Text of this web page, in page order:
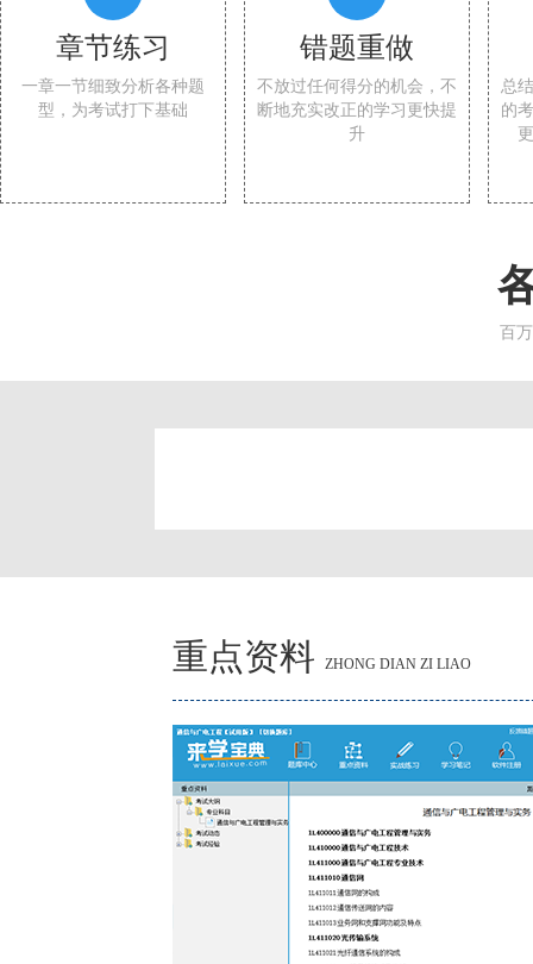
章节练习
一章一节细致分析各种题
型，为考试打下基础
错题重做
不放过任何得分的机会，不
断地充实改正的学习更快提
升
总
的
百
重点资料 ZHONG DIAN ZI LIAO